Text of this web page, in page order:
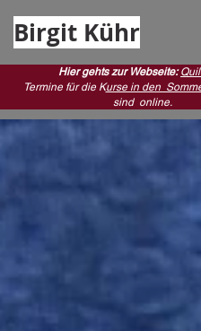
Birgit Kühr
Hier gehts zur Webseite:
Termine für die Kurse in den
sind online.